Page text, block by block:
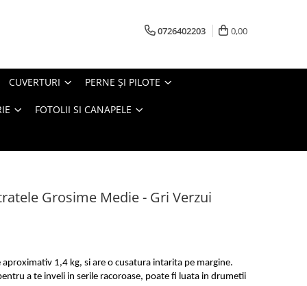
0726402203 0,00
CUVERTURI PERNE ŞI PILOTE
FOTOLII SI CANAPELE
Grosime Medie - Gri Verzui
1,4 kg, si are o cusatura intarita pe margine.
a te inveli in serile racoroase, poate fi luata in drumetii